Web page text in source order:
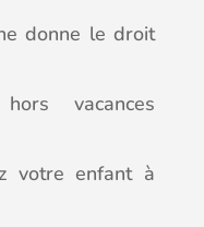
donne le droit
vacances
votre enfant à